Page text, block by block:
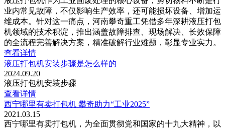
业内常见故障，不仅影响生产效率，还可能损坏设备、增加运
维成本。针对这一痛点，河南攀奇重工凭借多年深耕液压打包
机领域的技术积淀，推出涵盖故障排查、现场解决、长效保障
的全流程完善解决方案，精准破解行业难题，彰显专业实力。
查看详情
液压打包机安装步骤是怎么样的
2024.09.20
液压打包机安装步骤
查看详情
西宁哪里有卖打包机 攀奇助力“工业2025”
2021.03.15
西宁哪里有卖打包机，为全面贯彻党和国家的十九大精神，以